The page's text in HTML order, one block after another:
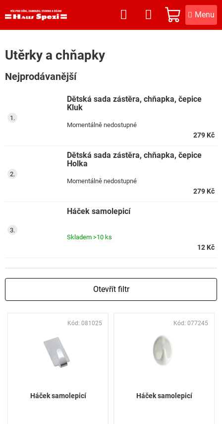
na
NÁKUPNÍ
KOŠÍK
Utěrky a chňapky
Nejprodávanější
Dětská sada zástěra, chňapka, čepice
Kluk
Momentálně nedostupné
279 Kč
Dětská sada zástěra, chňapka, čepice
Holka
Momentálně nedostupné
279 Kč
Háček samolepicí
Skladem >10 ks
12 Kč
Otevřít filtr
Háček samolepicí
Kód: 081025
Háček samolepicí
Kód: 077245